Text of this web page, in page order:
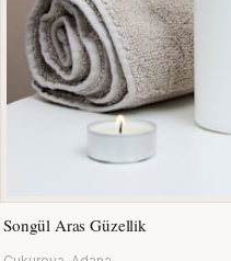
Songül Aras Güzellik